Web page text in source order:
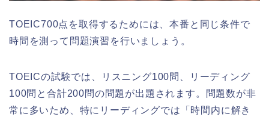
TOEIC700点を取得するためには、本番と同じ条件で
時間を測って問題演習を行いましょう。
TOEICの試験では、リスニング100問、リーディング
100問と合計200問の問題が出題されます。問題数が非
常に多いため、特にリーディングでは「時間内に解き